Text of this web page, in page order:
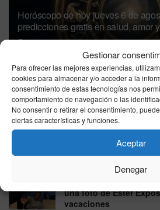
Gestionar
Para ofrecer las mejores experiencias,
cookies para almacenar y/o acceder a la
consentimiento de estas tecnologías nos
comportamiento de navegación o las
No consentir o retirar el consentimiento,
ciertas características y funciones.
Aceptar
Denegar
Horóscopo de hoy jueves 6 de
predicciones gratis en salud, amor
06/08/2026
Santa Claudia de
junto a los primeros
6 de agosto
06/08/2026
Sueños de Libertad:
hoy 5 de agosto de 2026
05/08/2026
una foto de Ester
vacaciones